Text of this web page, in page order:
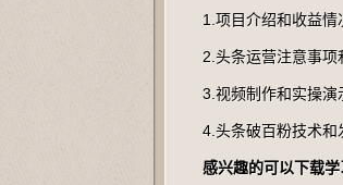
1.项目介绍和收益情
2.头条运营注意事项
3.视频制作和实操演
4.头条破百粉技术和
感兴趣的可以下载